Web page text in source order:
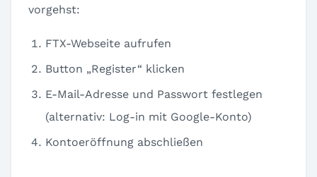
vorgehst:
FTX-Webseite aufrufen
Button „Register“ klicken
E-Mail-Adresse und Passwort festlegen
(alternativ: Log-in mit Google-Konto)
Kontoeröffnung abschließen